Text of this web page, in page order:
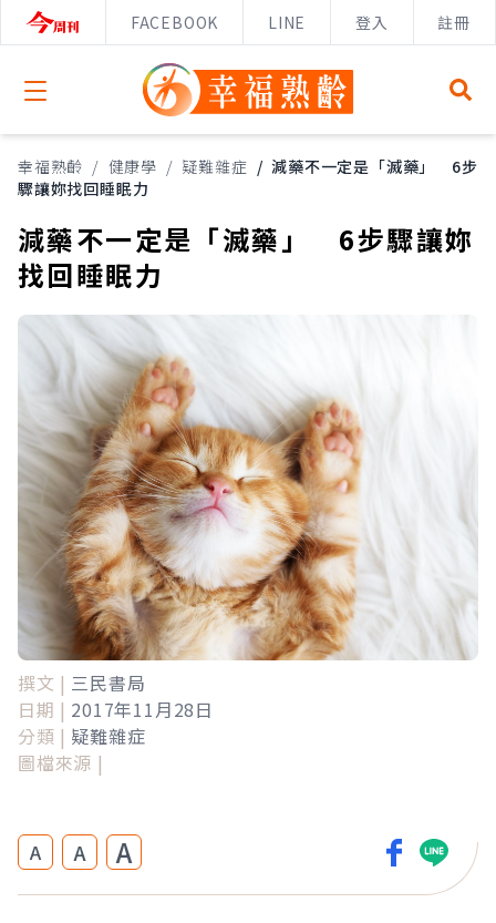
FACEBOOK LINE 登入 註冊
Open menu
幸福熟齡 / 健康學 / 疑難雜症 / 減藥不一定是「滅藥」 6步
驟讓妳找回睡眠力
減藥不一定是「滅藥」 6步驟讓妳
找回睡眠力
撰文 | 三民書局
日期 | 2017年11月28日
分類 | 疑難雜症
圖檔來源 |
A A A